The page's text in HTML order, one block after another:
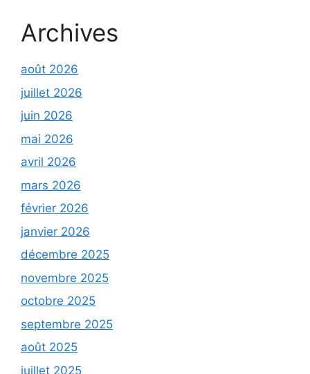
Archives
août 2026
juillet 2026
juin 2026
mai 2026
avril 2026
mars 2026
février 2026
janvier 2026
décembre 2025
novembre 2025
octobre 2025
septembre 2025
août 2025
juillet 2025